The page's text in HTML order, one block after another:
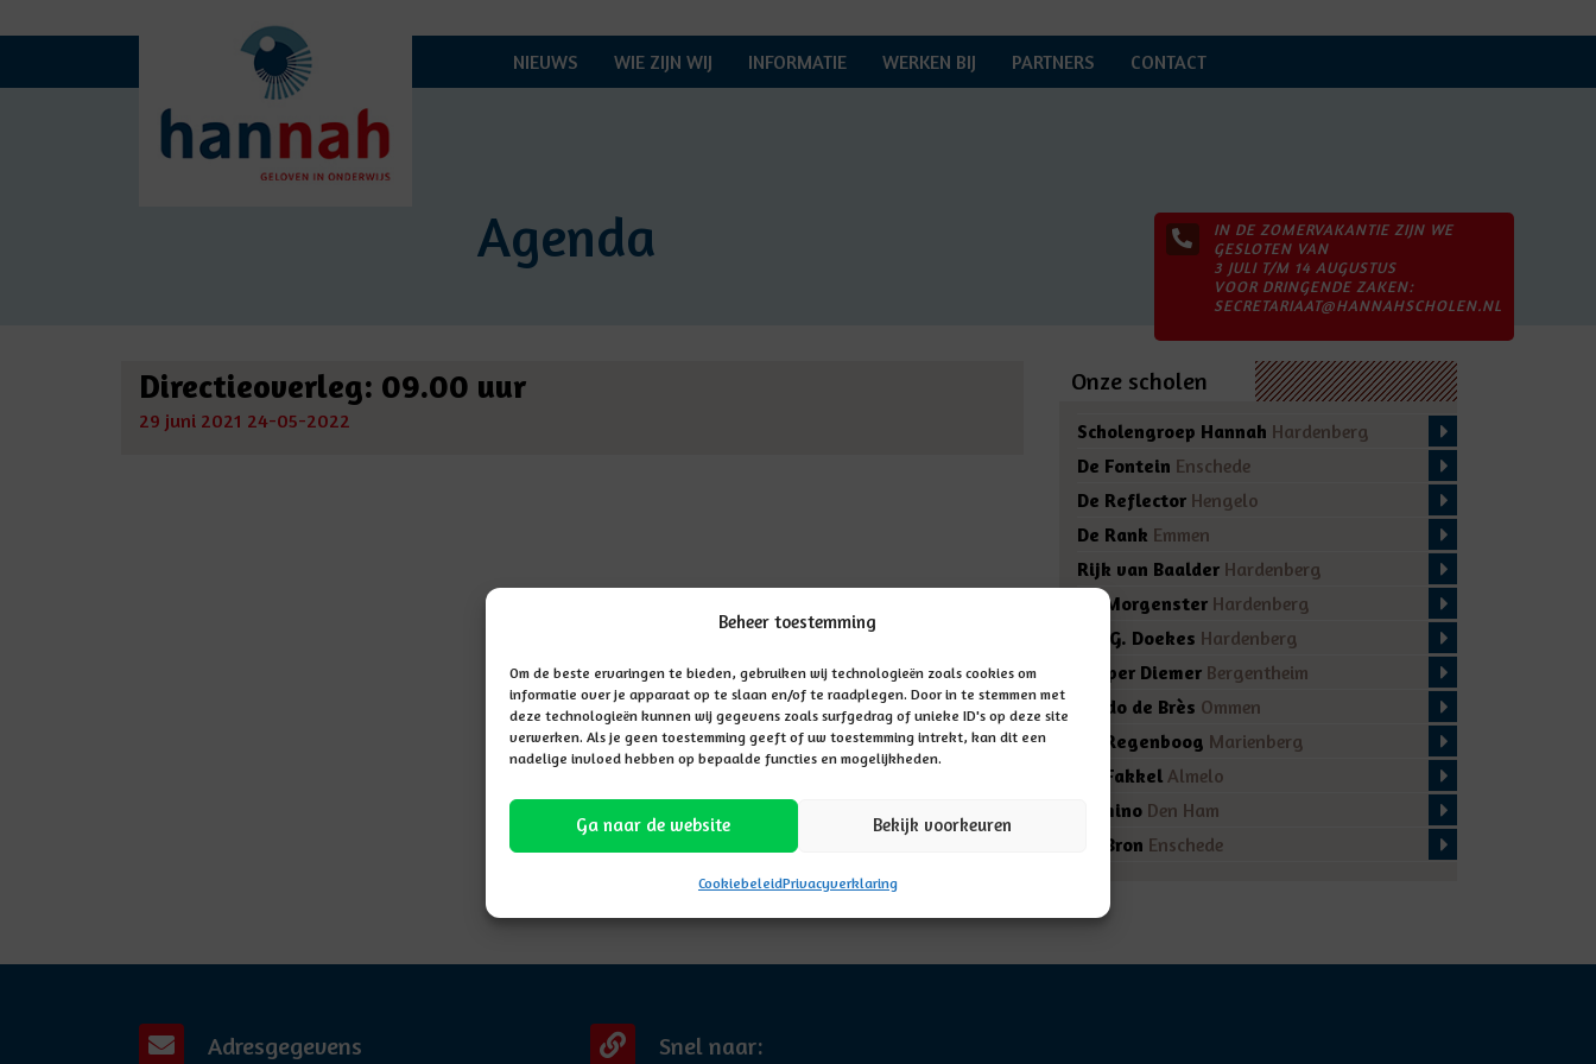
Beheer toestemming
Om de beste ervaringen te bieden, gebruiken wij technologieën zoals cookies om
informatie over je apparaat op te slaan en/of te raadplegen. Door in te stemmen met
deze technologieën kunnen wij gegevens zoals surfgedrag of unieke ID's op deze site
verwerken. Als je geen toestemming geeft of uw toestemming intrekt, kan dit een
nadelige invloed hebben op bepaalde functies en mogelijkheden.
Ga naar de website Bekijk voorkeuren
CookiebeleidPrivacyverklaring
NIEUWS WIE ZIJN WIJ INFORMATIE WERKEN BIJ PARTNERS CONTACT
Agenda
IN DE ZOMERVAKANTIE ZIJN WE
GESLOTEN VAN
3 JULI T/M 14 AUGUSTUS
VOOR DRINGENDE ZAKEN:
SECRETARIAAT@HANNAHSCHOLEN.NL
Directieoverleg: 09.00 uur
29 juni 2021 24-05-2022
Onze scholen
Scholengroep Hannah Hardenberg
De Fontein Enschede
De Reflector Hengelo
De Rank Emmen
Rijk van Baalder Hardenberg
De Morgenster Hardenberg
Ds. G. Doekes Hardenberg
Casper Diemer Bergentheim
Guido de Brès Ommen
De Regenboog Marienberg
De Fakkel Almelo
Domino Den Ham
De Bron Enschede
Adresgegevens Snel naar: